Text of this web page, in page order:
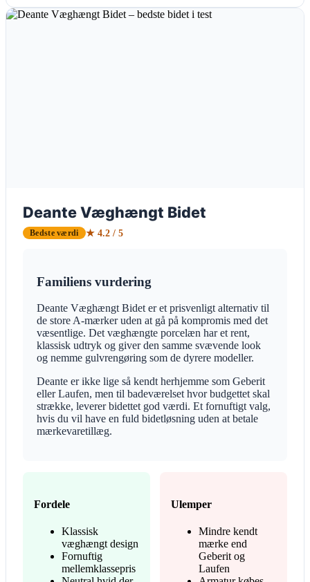
Deante Væghængt Bidet
Bedste værdi ★ 4.2 / 5
Familiens vurdering
Deante Væghængt Bidet er et prisvenligt alternativ til
de store A-mærker uden at gå på kompromis med det
væsentlige. Det væghængte porcelæn har et rent,
klassisk udtryk og giver den samme svævende look
og nemme gulvrengøring som de dyrere modeller.
Deante er ikke lige så kendt herhjemme som Geberit
eller Laufen, men til badeværelset hvor budgettet skal
strække, leverer bidettet god værdi. Et fornuftigt valg,
hvis du vil have en fuld bidetløsning uden at betale
mærkevaretillæg.
Fordele
Klassisk
væghængt design
Fornuftig
mellemklassepris
Ulemper
Mindre kendt
mærke end
Geberit og
Laufen